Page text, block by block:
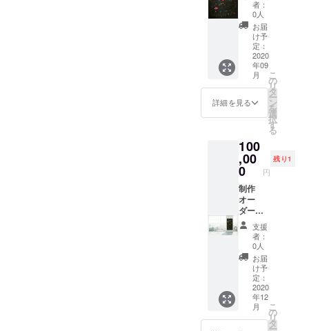
したら
お知ら
せくだ
さい。
水彩紙
にアク
リル、
イン
ク、水
彩を主
の状態
でのお
渡しで
す。フ
レーム
などは
ご用意
くださ
い。 仕
上がり
次第発
送致し
ます。
ンク
100×70
者：
0人
お届
け予
定：
2020
年09
月
詳細を見る
こ
の
リ
タ
ー
ン
を
選
択
す
る
100
,00
0 円
残り1
制作
オー
ダー
100×10
0cm又
135×80
cm
キャン
バス お
好きな
曲、
歌、自
支援
者：
0人
お届
け予
定：
2020
年12
月
こ
の
リ
タ
ー